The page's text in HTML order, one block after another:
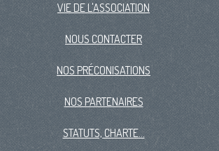
VIE DE L'ASSOCIATION
NOUS CONTACTER
NOS PRÉCONISATIONS
NOS PARTENAIRES
STATUTS, CHARTE...